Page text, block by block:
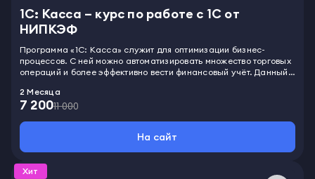
1С: Касса – курс по работе с 1С от
НИПКЭФ
Программа «1С: Касса» служит для оптимизации бизнес-
процессов. С ней можно автоматизировать множество торговых
операций и более эффективно вести финансовый учёт. Данный
квалификации предлагает в совершенстве освоить его за два
месяца. Во время обучения вы узнаете, как работать со
финансовых результатов. Вы также разберётесь в особенностях
кассового аппарата и научитесь взаимодействовать со всей
необходимой документацией. Помимо бухгалтеров, программа
может быть полезна кассовым работникам, руководителям и
предпринимателям.
2 Месяца
7 20011 000
На сайт
Хит